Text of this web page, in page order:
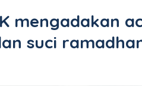
mengadakan
suci